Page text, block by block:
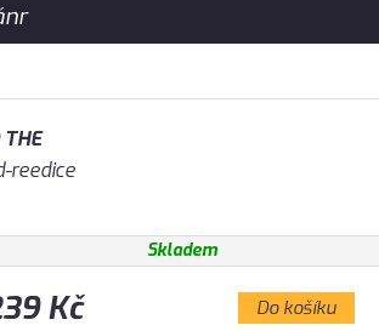
THE
reedice
Skladem
Kč Do košíku